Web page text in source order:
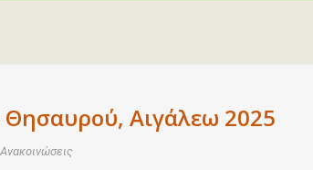
Αιγάλεω 2025